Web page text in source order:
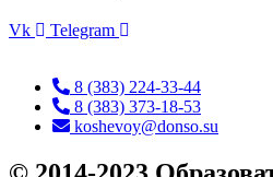
Vk Telegram
8 (383) 224-33-44
8 (383) 373-18-53
koshevoy@donso.su